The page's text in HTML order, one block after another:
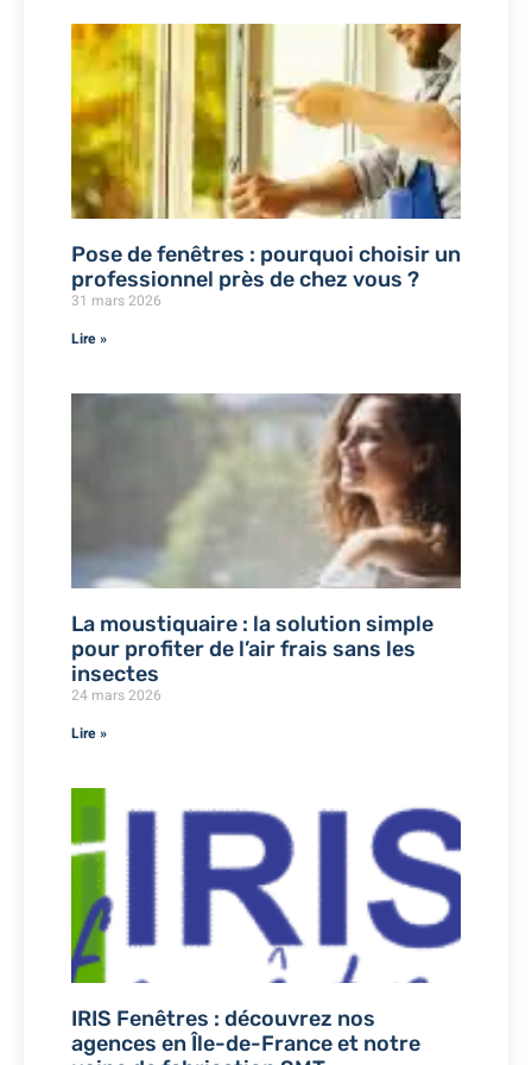
Pose de fenêtres : pourquoi choisir un
professionnel près de chez vous ?
31 mars 2026
Lire »
La moustiquaire : la solution simple
pour profiter de l’air frais sans les
insectes
24 mars 2026
Lire »
IRIS Fenêtres : découvrez nos
agences en Île-de-France et notre